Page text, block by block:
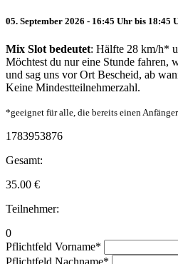
05. September 2026 - 16:45 Uhr bis 18:45
Mix Slot bedeutet: Hälfte 28 km/h*
Möchtest du nur eine Stunde fahren,
und sag uns vor Ort Bescheid, ab
Keine Mindestteilnehmerzahl.
*geeignet für alle, die bereits einen
1783953876
Gesamt:
35.00 €
Teilnehmer:
0
Pflichtfeld Vorname*
Pflichtfeld Nachname*